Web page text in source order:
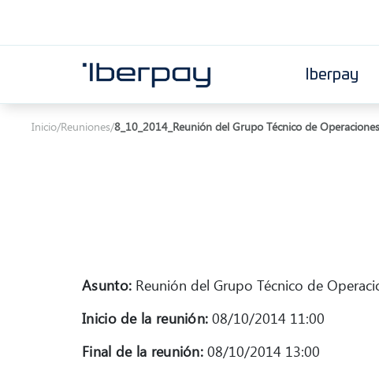
Iberpay
Iberpay
Inicio/Reuniones/8_10_2014_Reunión del Grupo Técnico de Operaciones
Asunto: Reunión del Grupo Técnico de
Inicio de la reunión: 08/10/2014 11:00
Final de la reunión: 08/10/2014 13:00